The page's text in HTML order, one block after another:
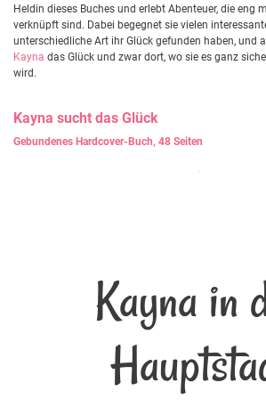
Heldin dieses Buches und erlebt Abenteuer, die eng
verknüpft sind. Dabei begegnet sie vielen
unterschiedliche Art ihr Glück gefunden haben, und
Kayna das Glück und zwar dort, wo sie es ganz
wird.
Kayna sucht das Glück
Gebundenes Hardcover-Buch, 48 Seiten
Kayna in